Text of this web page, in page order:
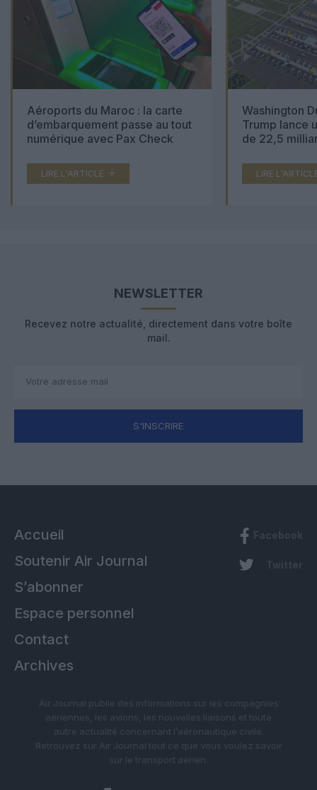
Aéroports du Maroc : la carte
d’embarquement passe au tout
numérique avec Pax Check
LIRE L'ARTICLE
Washington
Trump lance
de 22,5
LIRE
NEWSLETTER
Recevez notre actualité, directement dans votre boîte
mail.
S'INSCRIRE
Accueil
Soutenir Air Journal
S’abonner
Espace personnel
Contact
Archives